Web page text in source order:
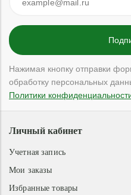
Нажимая кнопку отправки
обработку персональных
Политики
Личный кабинет
Учетная запись
Мои заказы
Избранные товары